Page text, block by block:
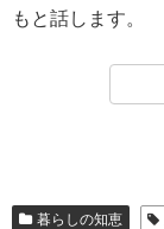
もと話します。
暮らしの知恵